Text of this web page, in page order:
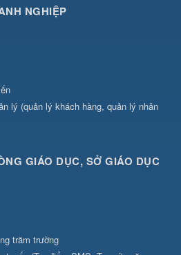
NGHIỆP
lý (quản lý khách hàng, quản lý nhân
GIÁO DỤC, SỞ GIÁO DỤC
trăm trường